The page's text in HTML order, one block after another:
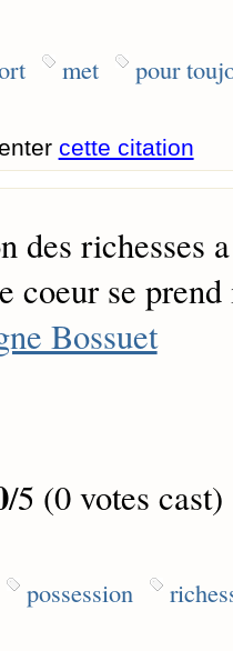
met pour
cette citation
des richesses
coeur se
Bossuet
/5 (0 votes cast)
possession